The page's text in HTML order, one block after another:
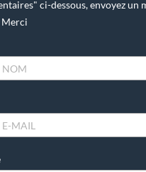
ci-dessous, envoyez un
Merci